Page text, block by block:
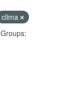
clima
Groups: